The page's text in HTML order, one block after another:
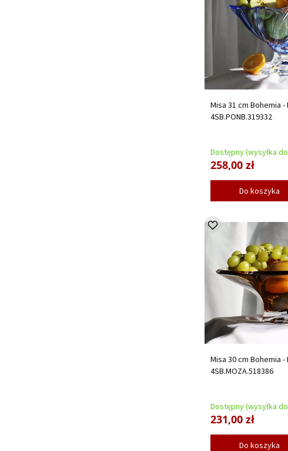
Misa 31 cm Bohemia -
4SB.PONB.319332
Dostępny (wysyłka
258,00 zł
Do koszyka
Misa 30 cm Bohemia -
4SB.MOZA.518386
Dostępny (wysyłka
231,00 zł
Do koszyka